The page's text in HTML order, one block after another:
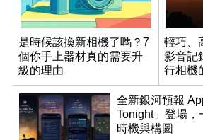
是時候該換新相機了嗎？7
個你手上器材真的需要升
級的理由
輕巧、
影音記
行相機
全新銀河預報
Tonight」登場
時機與構圖